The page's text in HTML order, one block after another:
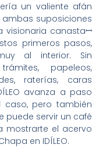
un valiente afán
suposiciones
visionaria canastaꟷ
primeros pasos,
al interior. Sin
papeleos,
raterías, caras
avanza a paso
caso, pero también
puede servir un café
mostrarte el acervo
en IDÍLEO.